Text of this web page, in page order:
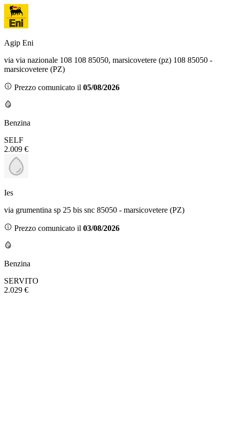
Agip Eni
via via nazionale 108 108 85050, marsicovetere (pz) 108 85050 -
marsicovetere (PZ)
Prezzo comunicato il 05/08/2026
Benzina
SELF
2.009 €
Ies
via grumentina sp 25 bis snc 85050 - marsicovetere (PZ)
Prezzo comunicato il 03/08/2026
Benzina
SERVITO
2.029 €